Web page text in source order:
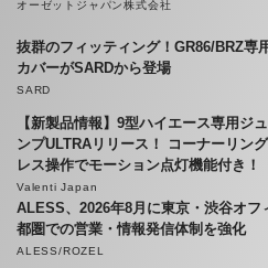
オーゼットジャパン株式会社
抜群のフィッティング！GR86/BRZ専
カバーがSARDから登場
SARD
【新製品情報】9型ハイエース専用ジ
ンプULTRAリリース！ コーナーリン
レス操作でモーション点灯機能付き！
Valenti Japan
ALESS、2026年8月に東京・渋谷オ
都圏での営業・情報発信体制を強化
ALESS/ROZEL